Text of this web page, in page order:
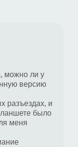
можно ли у
версию
разъездах, и
было
меня